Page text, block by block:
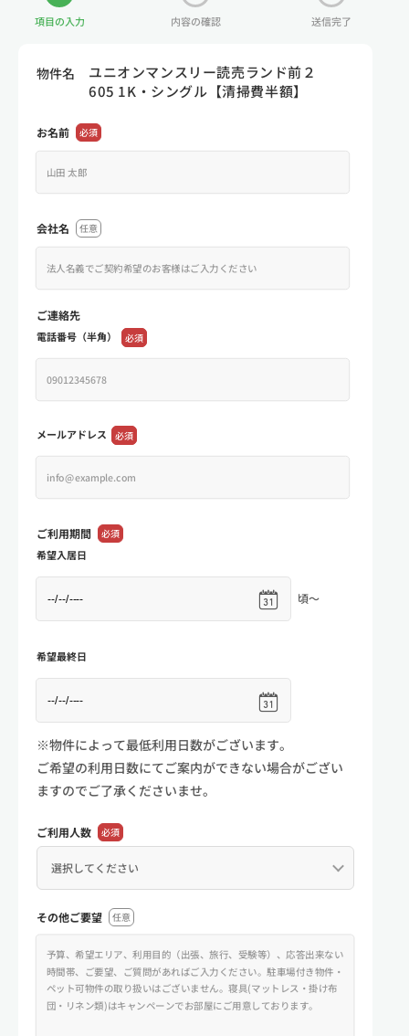
項目の入力 内容の確認 送信完了
物件名
ユニオンマンスリー読売ランド前２
605 1K・シングル【清掃費半額】
お名前 必須
会社名 任意
ご連絡先
電話番号（半角） 必須
メールアドレス 必須
ご利用期間 必須
希望入居日
頃～
希望最終日
※物件によって最低利用日数がございます。
ご希望の利用日数にてご案内ができない場合がござい
ますのでご了承くださいませ。
ご利用人数 必須
その他ご要望 任意